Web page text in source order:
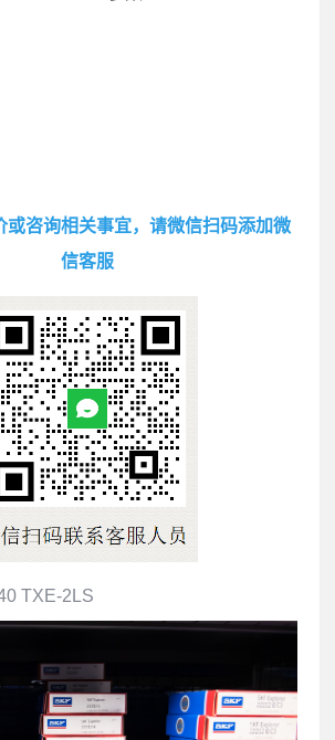
或咨询相关事宜，请微信扫码添加微
信客服
TXE-2LS